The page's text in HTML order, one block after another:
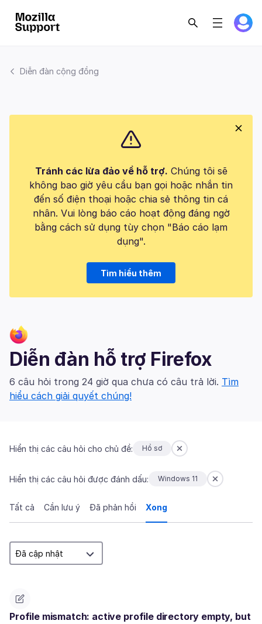
Diễn đàn cộng đồng
Tránh các lừa đảo về hỗ trợ. Chúng tôi sẽ
không bao giờ yêu cầu bạn gọi hoặc nhắn tin
đến số điện thoại hoặc chia sẻ thông tin cá
nhân. Vui lòng báo cáo hoạt động đáng ngờ
bằng cách sử dụng tùy chọn "Báo cáo lạm
dụng".
Tìm hiểu thêm
Diễn đàn hỗ trợ Firefox
6 câu hỏi trong 24 giờ qua chưa có câu trả lời. Tìm
hiểu cách giải quyết chúng!
Hiển thị các câu hỏi cho chủ đề: Hồ sơ
Hiển thị các câu hỏi được đánh dấu: Windows 11
Tất cả Cần lưu ý Đã phản hồi Xong
Profile mismatch: active profile directory empty, but